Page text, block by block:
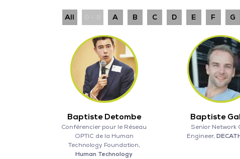
All A B C D E F G
Baptiste Detombe
Conférencier pour le Réseau
OPTIC de la Human
Technology Foundation,
Human Technology
Baptiste
Senior Network
Engineer,